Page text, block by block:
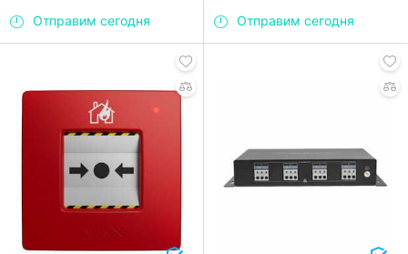
Отправим сегодня Отправим сегодня